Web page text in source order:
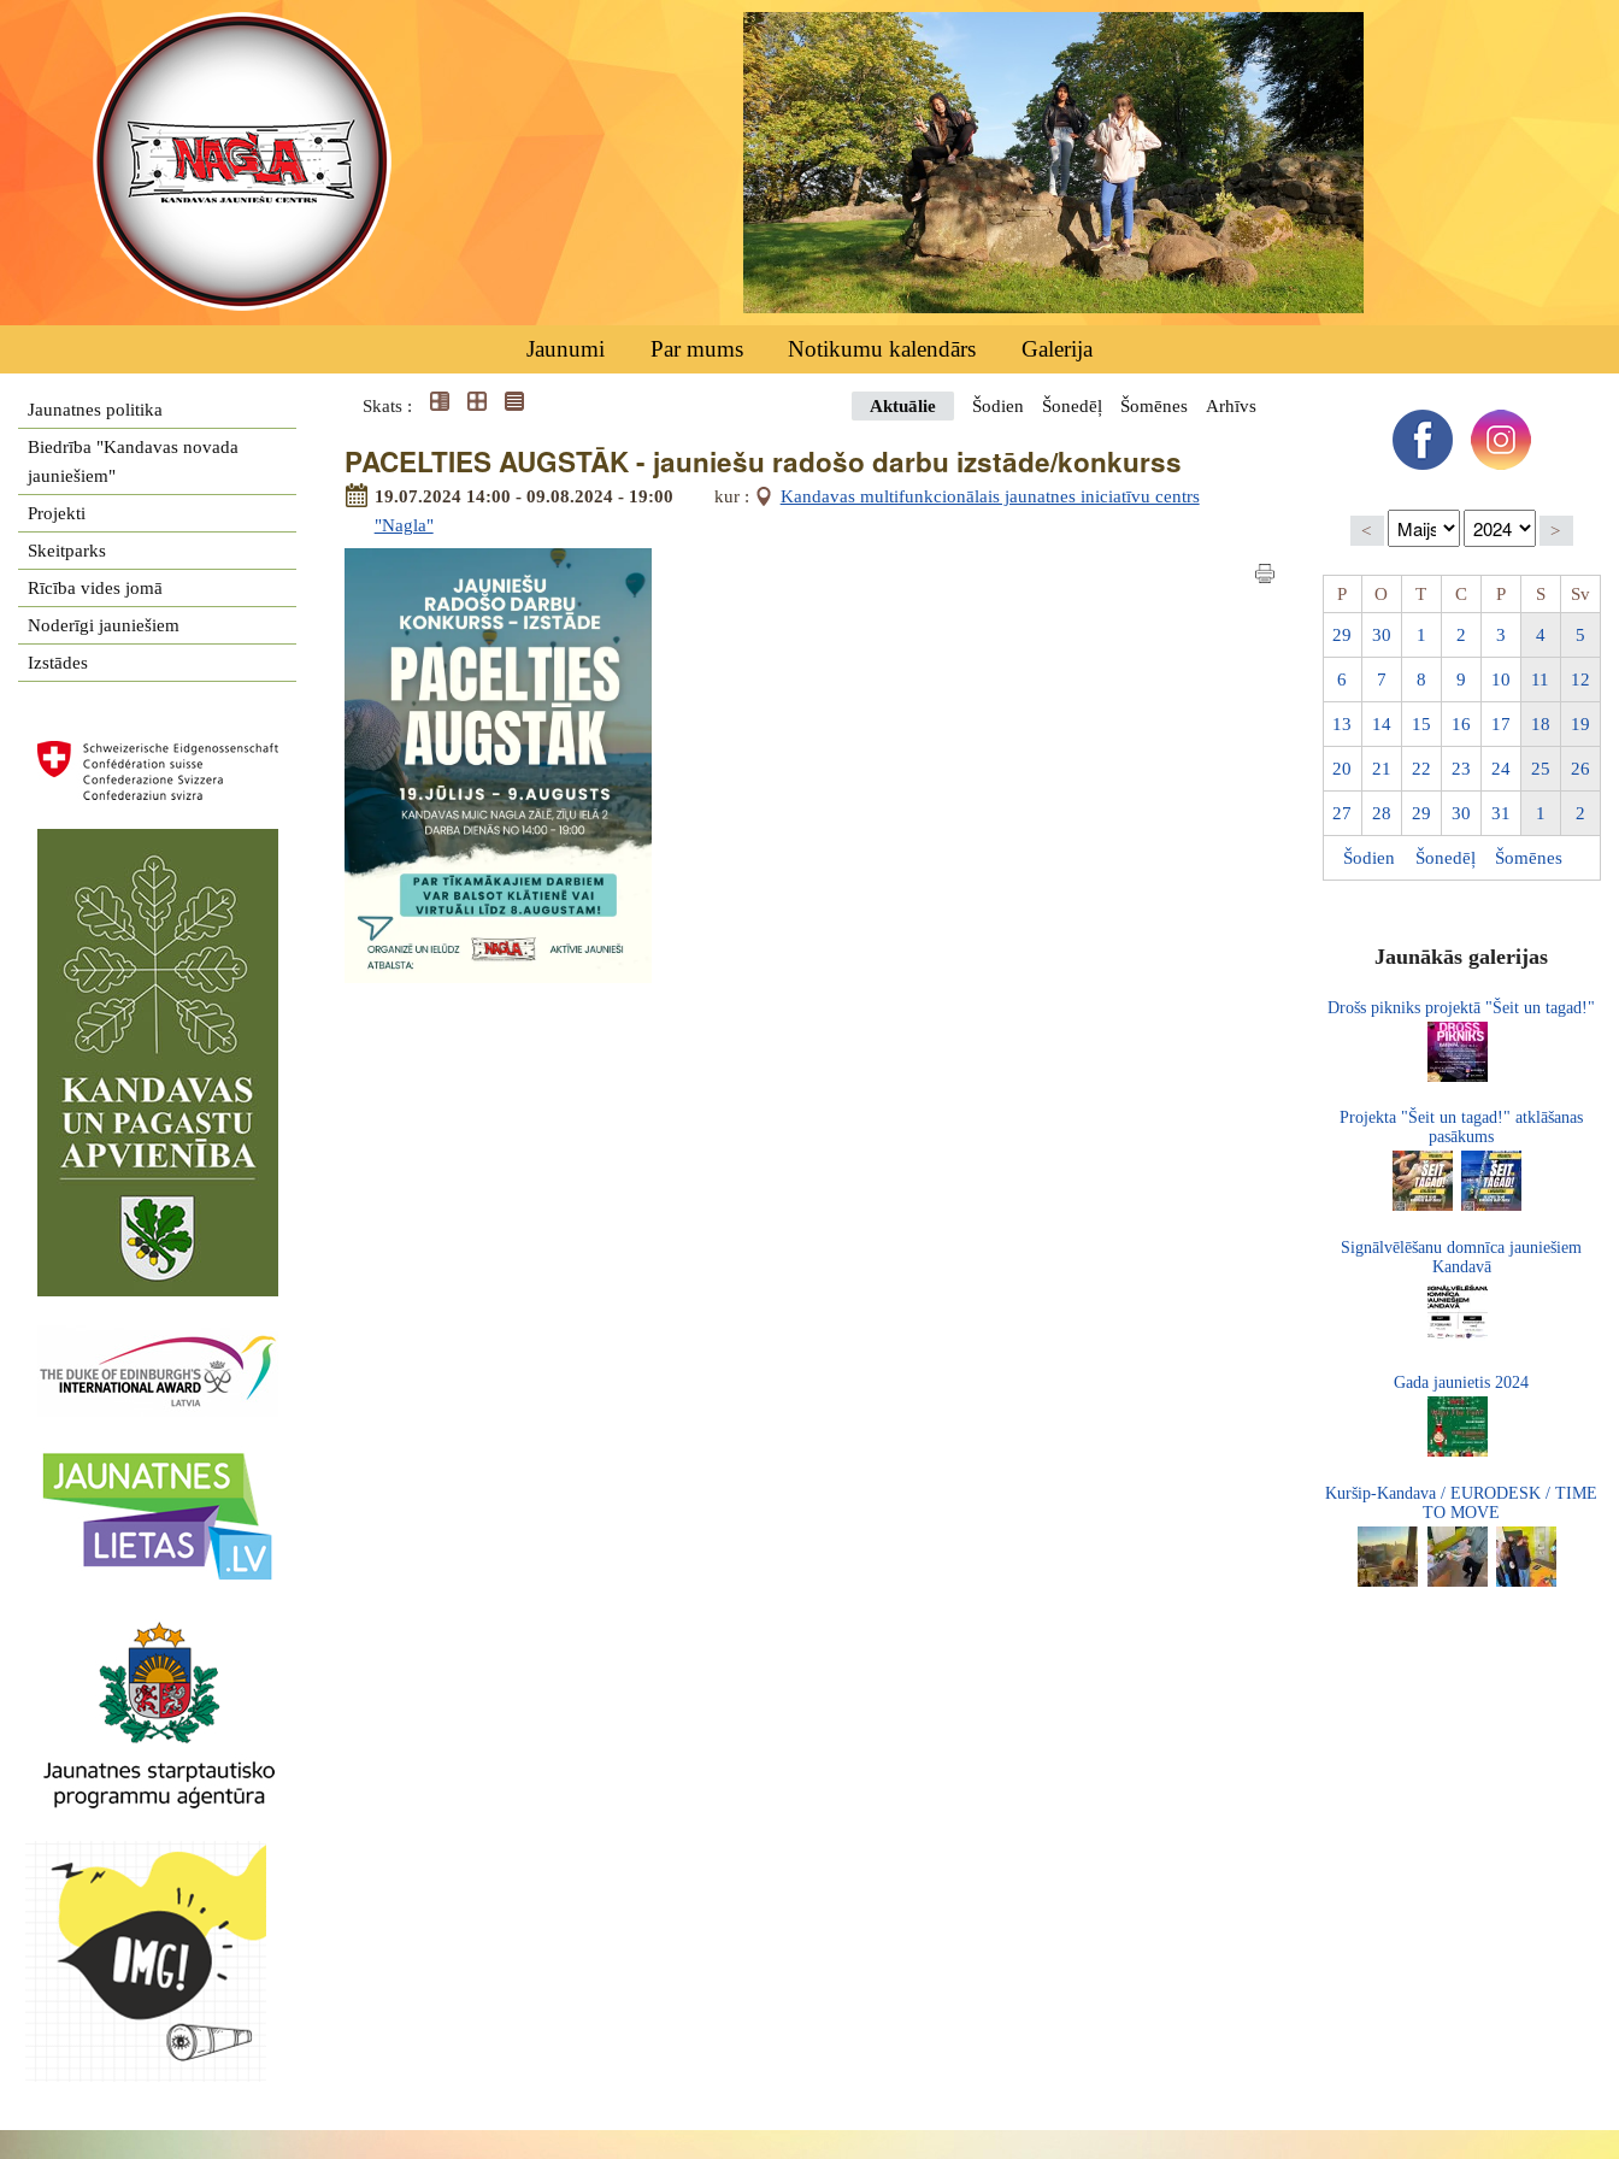
Jaunumi Par mums Notikumu kalendārs Galerija
Jaunatnes politika
Biedrība "Kandavas novada
jauniešiem"
Projekti
Skeitparks
Rīcība vides jomā
Noderīgi jauniešiem
Izstādes
Skats : Aktuālie Šodien Šonedēļ Šomēnes Arhīvs
PACELTIES AUGSTĀK - jauniešu radošo darbu izstāde/konkurss
19.07.2024 14:00 - 09.08.2024 - 19:00 kur :
Kandavas multifunkcionālais jaunatnes iniciatīvu centrs
"Nagla"
< >
P O T C P S Sv
29 30 1 2 3 4 5
6 7 8 9 10 11 12
13 14 15 16 17 18 19
20 21 22 23 24 25 26
27 28 29 30 31 1 2
Šodien Šonedēļ Šomēnes
Jaunākās galerijas
Drošs pikniks projektā "Šeit un tagad!"
Projekta "Šeit un tagad!" atklāšanas
pasākums
Signālvēlēšanu domnīca jauniešiem
Kandavā
Gada jaunietis 2024
Kuršip-Kandava / EURODESK / TIME
TO MOVE